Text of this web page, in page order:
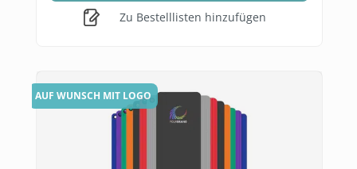
Zu Bestelllisten hinzufügen
AUF WUNSCH MIT LOGO